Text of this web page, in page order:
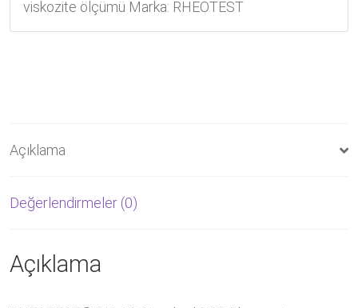
viskozite ölçümü Marka: RHEOTEST
Açıklama
Değerlendirmeler (0)
Açıklama